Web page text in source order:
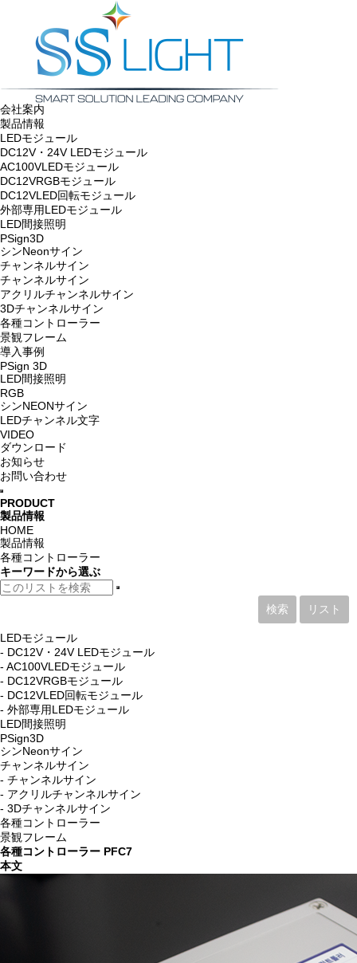
会社案内
製品情報
LEDモジュール
DC12V・24V LEDモジュール
AC100VLEDモジュール
DC12VRGBモジュール
DC12VLED回転モジュール
外部専用LEDモジュール
LED間接照明
PSign3D
シンNeonサイン
チャンネルサイン
チャンネルサイン
アクリルチャンネルサイン
3Dチャンネルサイン
各種コントローラー
景観フレーム
導入事例
PSign 3D
LED間接照明
RGB
シンNEONサイン
LEDチャンネル文字
VIDEO
ダウンロード
お知らせ
お問い合わせ
PRODUCT
製品情報
HOME
製品情報
各種コントローラー
キーワードから選ぶ
検索 リスト
LEDモジュール
- DC12V・24V LEDモジュール
- AC100VLEDモジュール
- DC12VRGBモジュール
- DC12VLED回転モジュール
- 外部専用LEDモジュール
LED間接照明
PSign3D
シンNeonサイン
チャンネルサイン
- チャンネルサイン
- アクリルチャンネルサイン
- 3Dチャンネルサイン
各種コントローラー
景観フレーム
各種コントローラー PFC7
本文